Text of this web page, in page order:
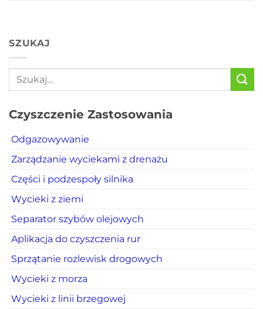
SZUKAJ
Czyszczenie Zastosowania
Odgazowywanie
Zarządzanie wyciekami z drenażu
Części i podzespoły silnika
Wycieki z ziemi
Separator szybów olejowych
Aplikacja do czyszczenia rur
Sprzątanie rozlewisk drogowych
Wycieki z morza
Wycieki z linii brzegowej